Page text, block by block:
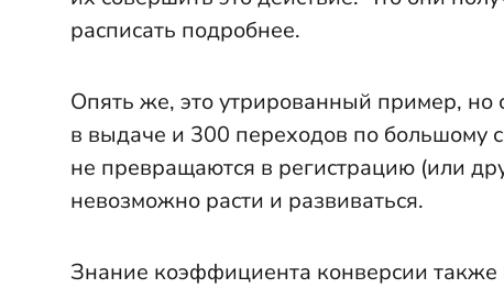
расписать подробнее.
Опять же, это утрированный пример, но
в выдаче и 300 переходов по большому
не превращаются в регистрацию (или
невозможно расти и развиваться.
Знание коэффициента конверсии